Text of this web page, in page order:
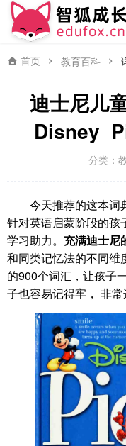
首页 教育百科
迪士尼儿
Disney
分类：
今天推荐的这本词
针对英语启蒙阶段的孩
学习助力。 充满迪士尼
和同类记忆法的不同维
的900个词汇，让孩子
子也容易记得牢， 非